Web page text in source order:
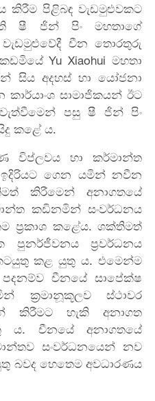
කිරීම පිළිබඳ වැඩමුළුවකට
ෂී ජින් පිං මහතාගේ
වැඩමුළුවේදී චීන තොරතුරු
Yu Xiaohui මහතා
සිය අදහස් හා යෝජනා
සාමාජිකයන් ඊට
පසු ෂී ජින් පිං
කළේ ය.
විප්ලවය හා කර්මාන්ත
ඉදිරියට ගෙන යමින් නවීන
කිරීමෙන් අනාගතයේ
කඩිනමින් සංවර්ධනය
ප්‍රකාශ කළේය. ශක්තිමත්
පුනර්ජීවනය ප්‍රවර්ධනය
කළ යුතු ය. එමෙන්ම
චීනයේ සාපේක්ෂ
ක්‍රමානූකූලව ස්ථාවර
කිරීමට හැකි අනාගත
චීනයේ අනාගතයේ
සංවර්ධනයෙන් නව
බවද හෙතෙම අවධාරණය